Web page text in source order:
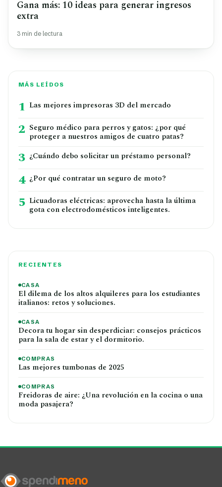
Gana más: 10 ideas para generar ingresos
extra
3 min de lectura
MÁS LEÍDOS
1 Las mejores impresoras 3D del mercado
2 Seguro médico para perros y gatos: ¿por qué
proteger a nuestros amigos de cuatro patas?
3 ¿Cuándo debo solicitar un préstamo personal?
4 ¿Por qué contratar un seguro de moto?
5 Licuadoras eléctricas: aprovecha hasta la última
gota con electrodomésticos inteligentes.
RECIENTES
CASA
El dilema de los altos alquileres para los estudiantes
italianos: retos y soluciones.
CASA
Decora tu hogar sin desperdiciar: consejos prácticos
para la sala de estar y el dormitorio.
COMPRAS
Las mejores tumbonas de 2025
COMPRAS
Freidoras de aire: ¿Una revolución en la cocina o una
moda pasajera?